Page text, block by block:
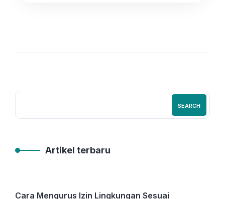
SEARCH
Artikel terbaru
Cara Mengurus Izin Lingkungan Sesuai